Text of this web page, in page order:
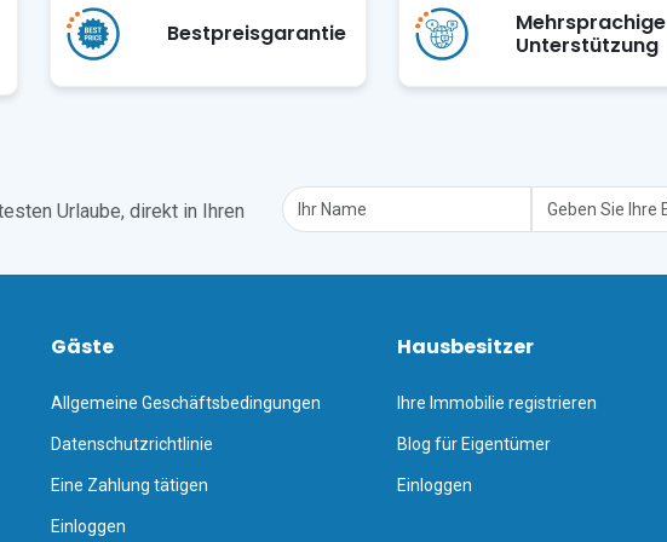
Bestpreisgarantie
Mehrsprachige
Unterstützung
Urlaube, direkt in Ihren
Gäste
Allgemeine Geschäftsbedingungen
Datenschutzrichtlinie
Eine Zahlung tätigen
Einloggen
Hausbesitzer
Ihre Immobilie registrieren
Blog für Eigentümer
Einloggen